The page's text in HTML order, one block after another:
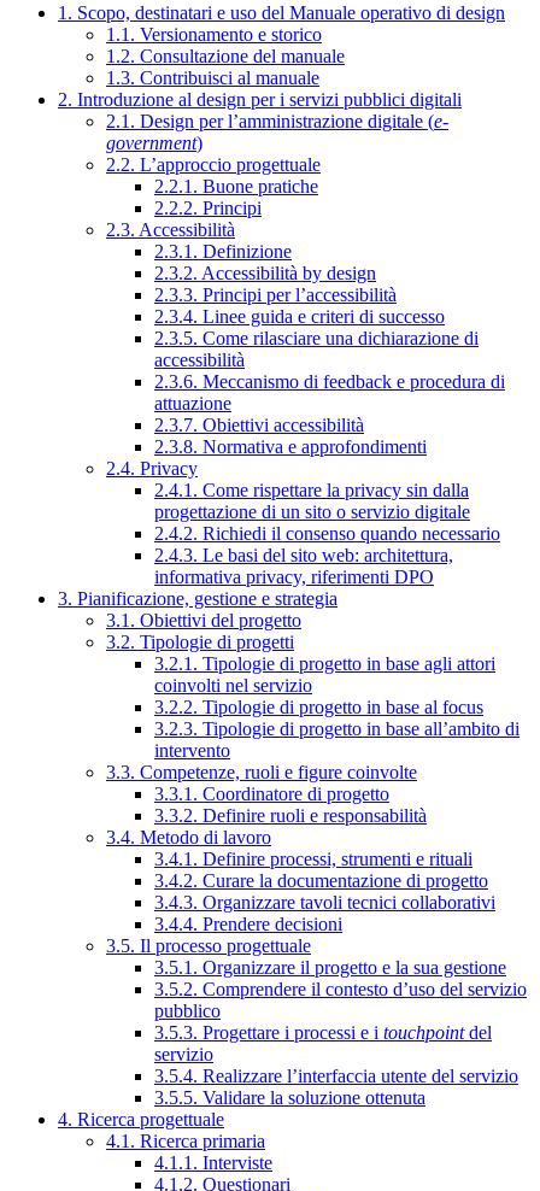
1. Scopo, destinatari e uso del Manuale operativo di design
1.1. Versionamento e storico
1.2. Consultazione del manuale
1.3. Contribuisci al manuale
2. Introduzione al design per i servizi pubblici digitali
2.1. Design per l’amministrazione digitale (e-
government)
2.2. L’approccio progettuale
2.2.1. Buone pratiche
2.2.2. Principi
2.3. Accessibilità
2.3.1. Definizione
2.3.2. Accessibilità by design
2.3.3. Principi per l’accessibilità
2.3.4. Linee guida e criteri di successo
2.3.5. Come rilasciare una dichiarazione di
accessibilità
2.3.6. Meccanismo di feedback e procedura di
attuazione
2.3.7. Obiettivi accessibilità
2.3.8. Normativa e approfondimenti
2.4. Privacy
2.4.1. Come rispettare la privacy sin dalla
progettazione di un sito o servizio digitale
2.4.2. Richiedi il consenso quando necessario
2.4.3. Le basi del sito web: architettura,
informativa privacy, riferimenti DPO
3. Pianificazione, gestione e strategia
3.1. Obiettivi del progetto
3.2. Tipologie di progetti
3.2.1. Tipologie di progetto in base agli attori
coinvolti nel servizio
3.2.2. Tipologie di progetto in base al focus
3.2.3. Tipologie di progetto in base all’ambito di
intervento
3.3. Competenze, ruoli e figure coinvolte
3.3.1. Coordinatore di progetto
3.3.2. Definire ruoli e responsabilità
3.4. Metodo di lavoro
3.4.1. Definire processi, strumenti e rituali
3.4.2. Curare la documentazione di progetto
3.4.3. Organizzare tavoli tecnici collaborativi
3.4.4. Prendere decisioni
3.5. Il processo progettuale
3.5.1. Organizzare il progetto e la sua gestione
3.5.2. Comprendere il contesto d’uso del servizio
pubblico
3.5.3. Progettare i processi e i touchpointdel
servizio
3.5.4. Realizzare l’interfaccia utente del servizio
3.5.5. Validare la soluzione ottenuta
4. Ricerca progettuale
4.1. Ricerca primaria
4.1.1. Interviste
4.1.2. Questionari